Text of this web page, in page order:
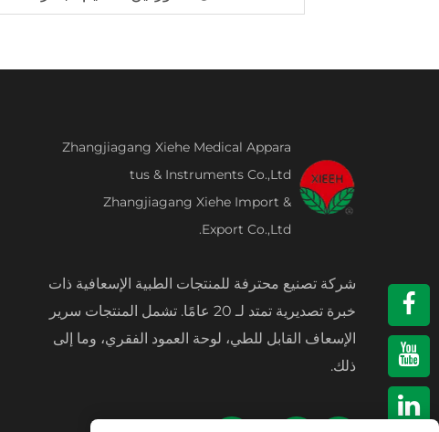
Zhangjiagang Xiehe Medical Appara
tus & Instruments Co.,Ltd
Zhangjiagang Xiehe Import &
Export Co.,Ltd.
شركة تصنيع محترفة للمنتجات الطبية الإسعافية ذات
خبرة تصديرية تمتد لـ 20 عامًا. تشمل المنتجات سرير
الإسعاف القابل للطي، لوحة العمود الفقري، وما إلى
ذلك.